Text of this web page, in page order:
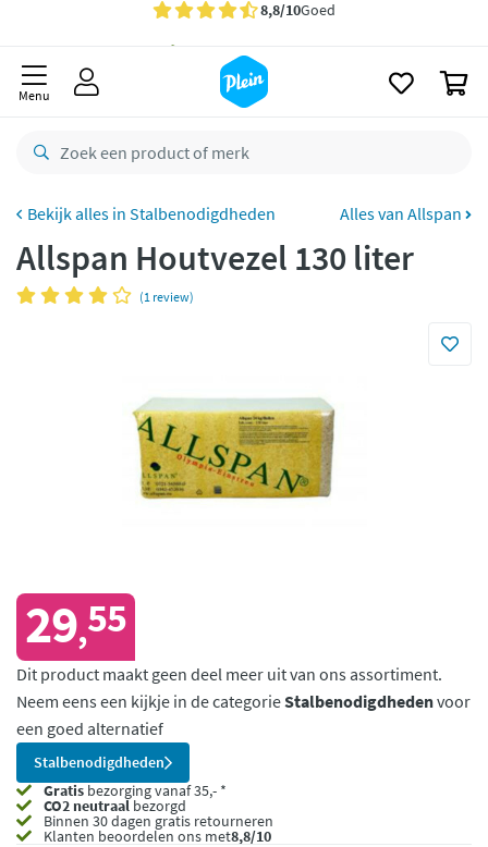
Gratisbezorging vanaf 35,- *
Bestelling uiterlijkmaandag
Gratisretourneren
CO2 neutraal
Betaal met Klarna
Menu
Stalbenodigdheden Alles van Allspan
Allspan Houtvezel 130 liter
(1 review)
29,55
Dit product maakt geen deel meer uit van ons assortiment.
Neem eens een kijkje in de categorieStalbenodigdhedenvoor
een goed alternatief
Stalbenodigdheden
Gratis bezorging vanaf 35,- *
CO2 neutraalbezorgd
Binnen 30 dagen gratis retourneren
Klanten beoordelen ons met8,8/10